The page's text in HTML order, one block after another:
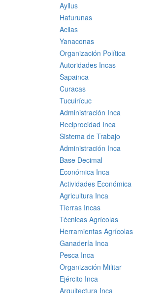
Ayllus
Haturunas
Acllas
Yanaconas
Organización Política
Autoridades Incas
Sapainca
Curacas
Tucuirícuc
Administración Inca
Reciprocidad Inca
Sistema de Trabajo
Administración Inca
Base Decimal
Económica Inca
Actividades Económica
Agricultura Inca
Tierras Incas
Técnicas Agrícolas
Herramientas Agrícolas
Ganadería Inca
Pesca Inca
Organización Militar
Ejército Inca
Arquitectura Inca